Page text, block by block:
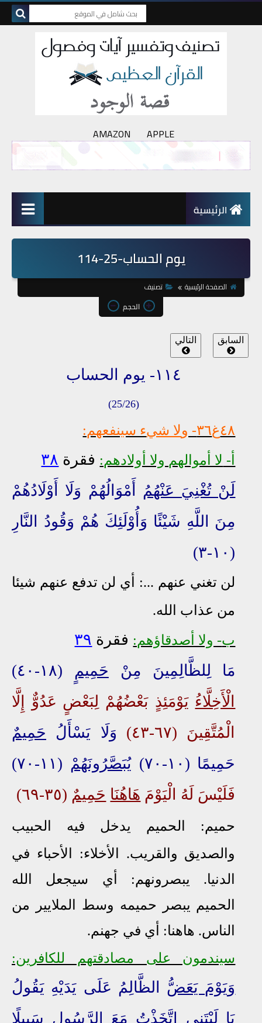
AMAZON APPLE
الرئيسية
يوم الحساب-25-114
الصفحة الرئيسية
تصنيف
الحجم
السابق التالي
١١٤- يوم الحساب
(25/26)
٤٨غ٣٦ - ولا شيء سينفعهم:
أ- لا أموالهم ولا أولادهم: فقرة ٣٨
لَنْ تُغْنِيَ عَنْهُمُ أَمْوَالُهُمْ وَلَا أَوْلَادُهُمْ
مِنَ اللَّهِ شَيْئًا وَأُوْلَئِكَ هُمْ وَقُودُ النَّارِ
(١٠-٣)
لن تغني عنهم ...: أي لن تدفع عنهم شيئا
من عذاب الله.
ب- ولا أصدقاؤهم: فقرة ٣٩
مَا لِلظَّالِمِينَ مِنْ حَمِيمٍ (١٨-٤٠)
الْأَخِلَّاءُ يَوْمَئِذٍ بَعْضُهُمْ لِبَعْضٍ عَدُوٌّ إِلَّا
الْمُتَّقِينَ (٦٧-٤٣)
وَلَا يَسْأَلُ
حَمِيمٌ
حَمِيمًا (١٠-٧٠)
يُبَصَّرُونَهُمْ (١١-٧٠)
فَلَيْسَ لَهُ الْيَوْمَ هَاهُنَا حَمِيمٌ (٣٥-٦٩)
حميم: الحميم يدخل فيه الحبيب
والصديق والقريب. الأخلاء: الأحباء في
الدنيا. يبصرونهم: أي سيجعل الله
الحميم يبصر حميمه وسط الملايير من
الناس. هاهنا: أي في جهنم.
سيندمون على مصادقتهم للكافرين:
وَيَوْمَ يَعَضُّ الظَّالِمُ عَلَى يَدَيْهِ يَقُولُ
يَا لَيْتَنِي اتَّخَذْتُ مَعَ الرَّسُولِ سَبِيلًا